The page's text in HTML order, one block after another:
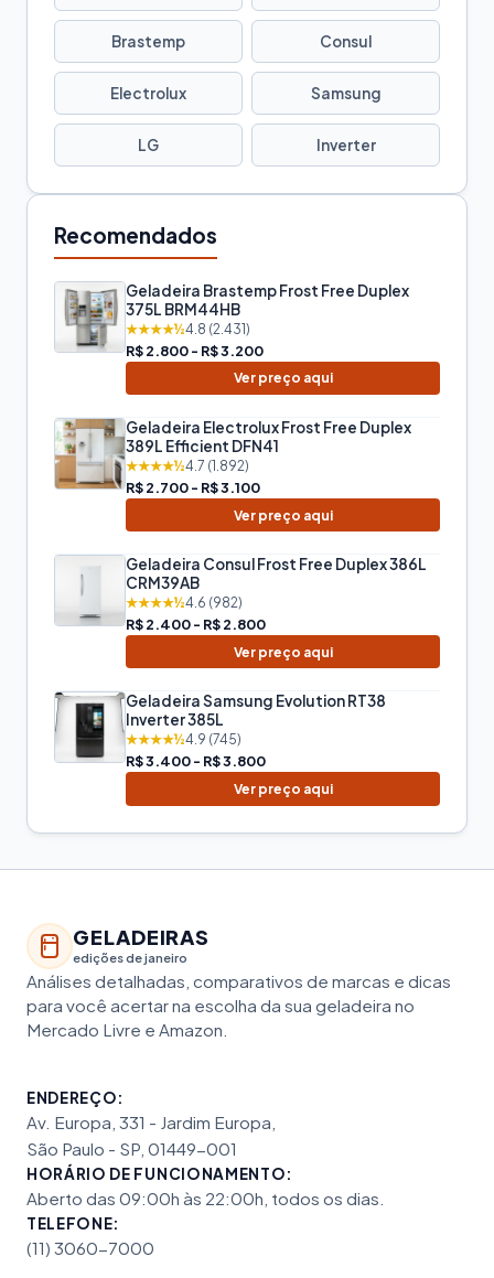
Brastemp Consul
Electrolux Samsung
LG Inverter
Recomendados
Geladeira Brastemp Frost Free Duplex
375L BRM44HB
★★★★½4.8 (2.431)
R$ 2.800 - R$ 3.200
Ver preço aqui
Geladeira Electrolux Frost Free Duplex
389L Efficient DFN41
★★★★½4.7 (1.892)
R$ 2.700 - R$ 3.100
Ver preço aqui
Geladeira Consul Frost Free Duplex 386L
CRM39AB
★★★★½4.6 (982)
R$ 2.400 - R$ 2.800
Ver preço aqui
Geladeira Samsung Evolution RT38
Inverter 385L
★★★★½4.9 (745)
R$ 3.400 - R$ 3.800
Ver preço aqui
GELADEIRAS
edições de janeiro
Análises detalhadas, comparativos de marcas e dicas
para você acertar na escolha da sua geladeira no
Mercado Livre e Amazon.
ENDEREÇO:
Av. Europa, 331 - Jardim Europa,
São Paulo - SP, 01449-001
HORÁRIO DE FUNCIONAMENTO:
Aberto das 09:00h às 22:00h, todos os dias.
TELEFONE:
(11) 3060-7000